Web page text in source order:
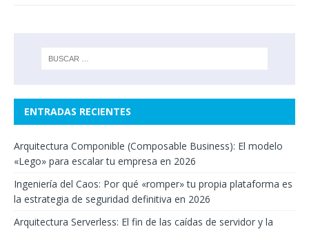
ENTRADAS RECIENTES
Arquitectura Componible (Composable Business): El modelo
«Lego» para escalar tu empresa en 2026
Ingeniería del Caos: Por qué «romper» tu propia plataforma es
la estrategia de seguridad definitiva en 2026
Arquitectura Serverless: El fin de las caídas de servidor y la